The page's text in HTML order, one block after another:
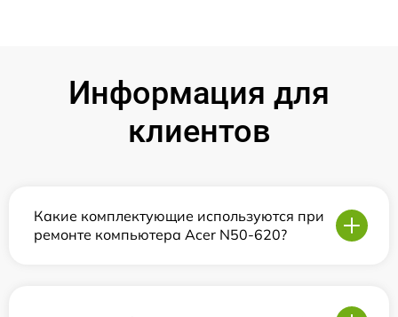
Информация для
клиентов
Какие комплектующие используются при
ремонте компьютера Acer N50-620?